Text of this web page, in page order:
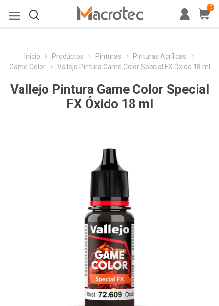
0
Inicio Productos Pinturas
Pinturas Acrílicas
Game Color
Vallejo Pintura Game Color Special FX Óxido 18 ml
Vallejo Pintura Game Color Special
FX Óxido 18 ml